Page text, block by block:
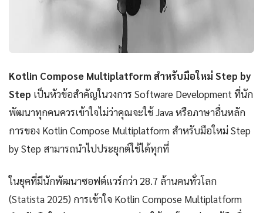
Kotlin Compose Multiplatform สำหรับมือใหม่ Step by
Step เป็นหัวข้อสำคัญในวงการ Software Development ที่นัก
พัฒนาทุกคนควรเข้าใจไม่ว่าคุณจะใช้ Java หรือภาษาอื่นหลัก
การของ Kotlin Compose Multiplatform สำหรับมือใหม่ Step
by Step สามารถนำไปประยุกต์ใช้ได้ทุกที่
ในยุคที่มีนักพัฒนาซอฟต์แวร์กว่า 28.7 ล้านคนทั่วโลก
(Statista 2025) การเข้าใจ Kotlin Compose Multiplatform